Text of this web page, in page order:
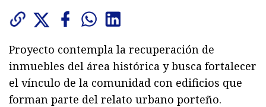
Proyecto contempla la recuperación de
inmuebles del área histórica y busca fortalecer
el vínculo de la comunidad con edificios que
forman parte del relato urbano porteño.